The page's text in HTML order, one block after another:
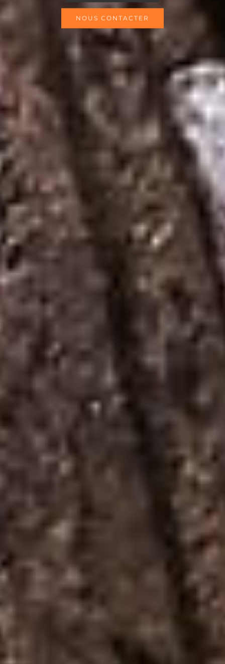
NOUS CONTACTER